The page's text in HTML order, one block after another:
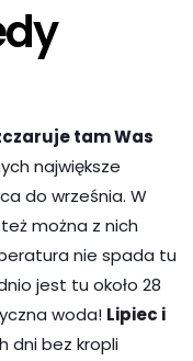
tam Was
największe
do września. W
też można z nich
nie spada tu
jest tu około 28
woda! Lipiec i
dni bez kropli